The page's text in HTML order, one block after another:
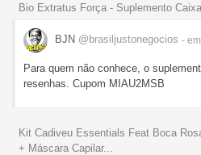
Bio Extratus Força - Suplemento
BJN @brasiljustonegocios -
Para quem não conhece, o
resenhas. Cupom MIAU2MSB
Kit Cadiveu Essentials Feat Boca
+ Máscara Capilar...